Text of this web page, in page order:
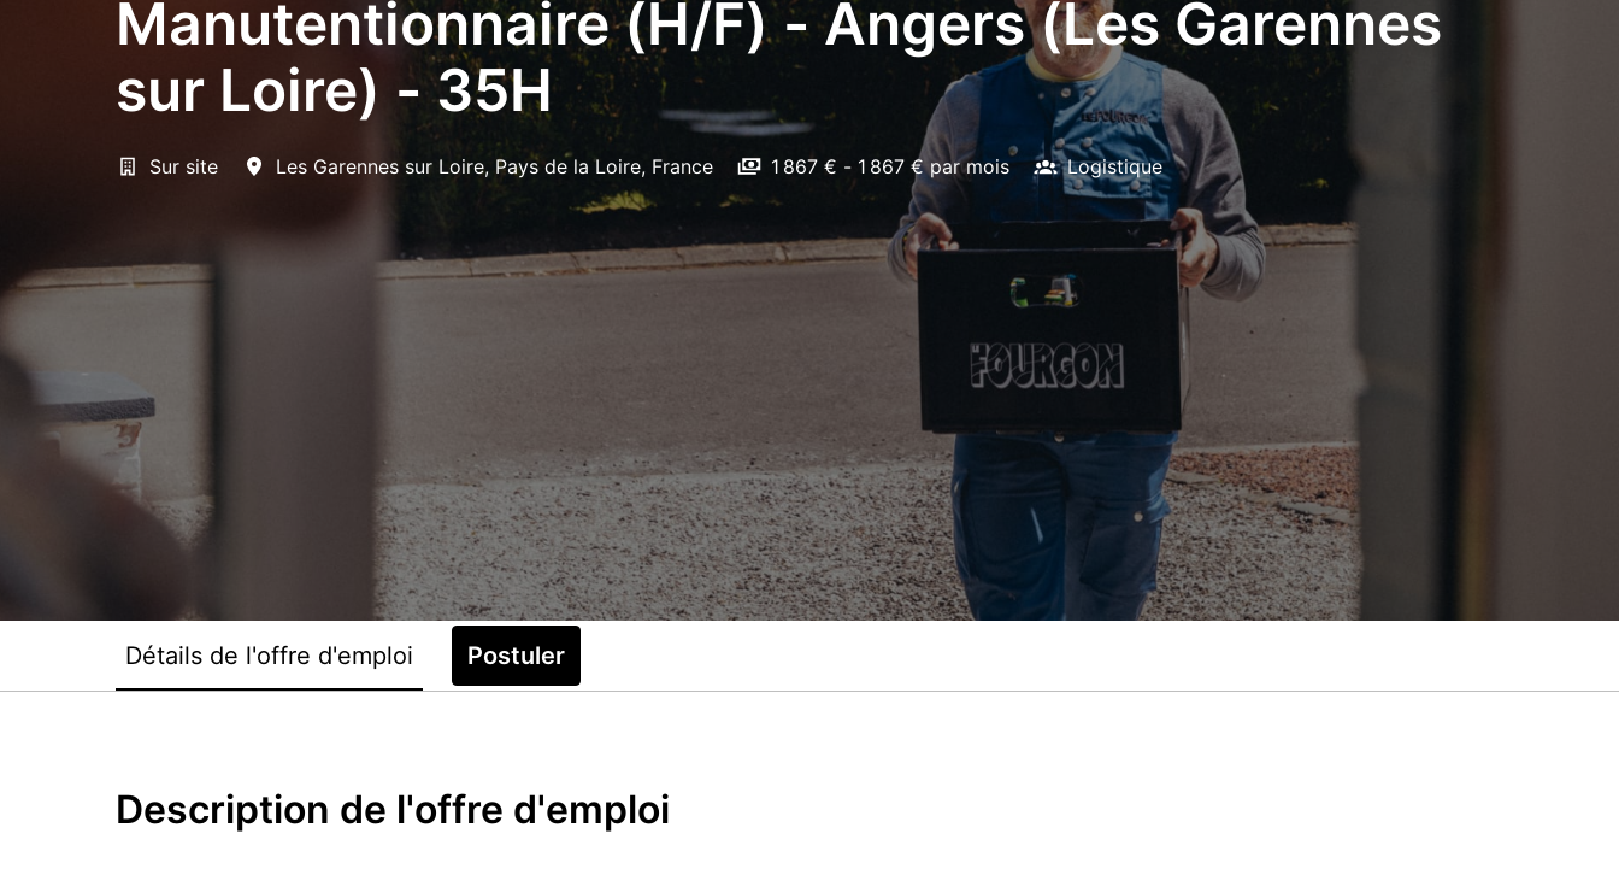
Manutentionnaire (H/F) - Angers (Les Garennes
sur Loire) - 35H
Sur site Les Garennes sur Loire, Pays de la Loire, France 1 867 € - 1 867 € par mois Logistique
Détails de l'offre d'emploi Postuler
Description de l'offre d'emploi